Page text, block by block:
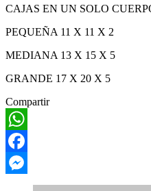
CAJAS EN UN SOLO
PEQUEÑA 11 X 11 X 2
MEDIANA 13 X 15 X 5
GRANDE 17 X 20 X 5
Compartir
WhatsApp
Facebook
Messenger